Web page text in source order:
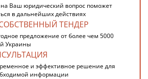
на Ваш юридический вопрос поможет
в дальнейших действиях
ТЕНДЕР
предложение от более чем 5000
Украины
и эффективное решение для
информации